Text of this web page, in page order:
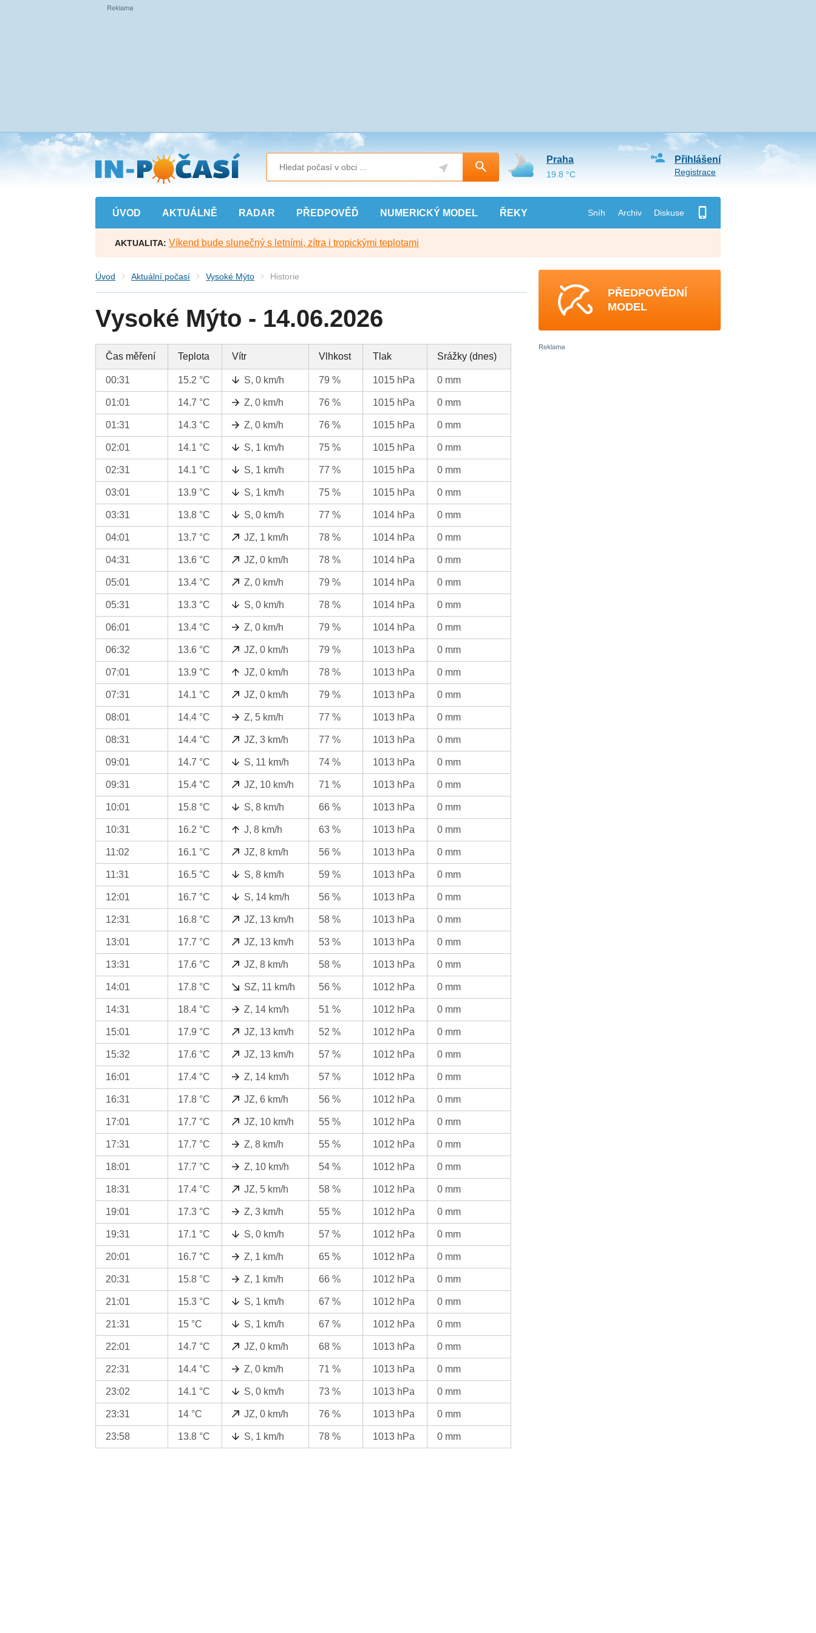
Přejít
na
hlavní
obsah
ÚVOD AKTUÁLNĚ RADAR PŘEDPOVĚĎ NUMERICKÝ MODEL ŘEKY Sníh Archiv Diskuse
Přihlášení
Registrace
Praha
19.8 °C
AKTUALITA: Víkend bude slunečný s letními, zítra i tropickými teplotami
Úvod Aktuální počasí Vysoké Mýto Historie
Vysoké Mýto - 14.06.2026
Čas měření Teplota Vítr Vlhkost Tlak Srážky (dnes)
00:31 15.2 °C S, 0 km/h 79 % 1015 hPa 0 mm
01:01 14.7 °C Z, 0 km/h 76 % 1015 hPa 0 mm
01:31 14.3 °C Z, 0 km/h 76 % 1015 hPa 0 mm
02:01 14.1 °C S, 1 km/h 75 % 1015 hPa 0 mm
02:31 14.1 °C S, 1 km/h 77 % 1015 hPa 0 mm
03:01 13.9 °C S, 1 km/h 75 % 1015 hPa 0 mm
03:31 13.8 °C S, 0 km/h 77 % 1014 hPa 0 mm
04:01 13.7 °C JZ, 1 km/h 78 % 1014 hPa 0 mm
04:31 13.6 °C JZ, 0 km/h 78 % 1014 hPa 0 mm
05:01 13.4 °C Z, 0 km/h 79 % 1014 hPa 0 mm
05:31 13.3 °C S, 0 km/h 78 % 1014 hPa 0 mm
06:01 13.4 °C Z, 0 km/h 79 % 1014 hPa 0 mm
06:32 13.6 °C JZ, 0 km/h 79 % 1013 hPa 0 mm
07:01 13.9 °C JZ, 0 km/h 78 % 1013 hPa 0 mm
07:31 14.1 °C JZ, 0 km/h 79 % 1013 hPa 0 mm
08:01 14.4 °C Z, 5 km/h 77 % 1013 hPa 0 mm
08:31 14.4 °C JZ, 3 km/h 77 % 1013 hPa 0 mm
09:01 14.7 °C S, 11 km/h 74 % 1013 hPa 0 mm
09:31 15.4 °C JZ, 10 km/h 71 % 1013 hPa 0 mm
10:01 15.8 °C S, 8 km/h 66 % 1013 hPa 0 mm
10:31 16.2 °C J, 8 km/h 63 % 1013 hPa 0 mm
11:02 16.1 °C JZ, 8 km/h 56 % 1013 hPa 0 mm
11:31 16.5 °C S, 8 km/h 59 % 1013 hPa 0 mm
12:01 16.7 °C S, 14 km/h 56 % 1013 hPa 0 mm
12:31 16.8 °C JZ, 13 km/h 58 % 1013 hPa 0 mm
13:01 17.7 °C JZ, 13 km/h 53 % 1013 hPa 0 mm
13:31 17.6 °C JZ, 8 km/h 58 % 1013 hPa 0 mm
14:01 17.8 °C SZ, 11 km/h 56 % 1012 hPa 0 mm
14:31 18.4 °C Z, 14 km/h 51 % 1012 hPa 0 mm
15:01 17.9 °C JZ, 13 km/h 52 % 1012 hPa 0 mm
15:32 17.6 °C JZ, 13 km/h 57 % 1012 hPa 0 mm
16:01 17.4 °C Z, 14 km/h 57 % 1012 hPa 0 mm
16:31 17.8 °C JZ, 6 km/h 56 % 1012 hPa 0 mm
17:01 17.7 °C JZ, 10 km/h 55 % 1012 hPa 0 mm
17:31 17.7 °C Z, 8 km/h 55 % 1012 hPa 0 mm
18:01 17.7 °C Z, 10 km/h 54 % 1012 hPa 0 mm
18:31 17.4 °C JZ, 5 km/h 58 % 1012 hPa 0 mm
19:01 17.3 °C Z, 3 km/h 55 % 1012 hPa 0 mm
19:31 17.1 °C S, 0 km/h 57 % 1012 hPa 0 mm
20:01 16.7 °C Z, 1 km/h 65 % 1012 hPa 0 mm
20:31 15.8 °C Z, 1 km/h 66 % 1012 hPa 0 mm
21:01 15.3 °C S, 1 km/h 67 % 1012 hPa 0 mm
21:31 15 °C S, 1 km/h 67 % 1012 hPa 0 mm
22:01 14.7 °C JZ, 0 km/h 68 % 1013 hPa 0 mm
22:31 14.4 °C Z, 0 km/h 71 % 1013 hPa 0 mm
23:02 14.1 °C S, 0 km/h 73 % 1013 hPa 0 mm
23:31 14 °C JZ, 0 km/h 76 % 1013 hPa 0 mm
23:58 13.8 °C S, 1 km/h 78 % 1013 hPa 0 mm
PŘEDPOVĚDNÍ
MODEL